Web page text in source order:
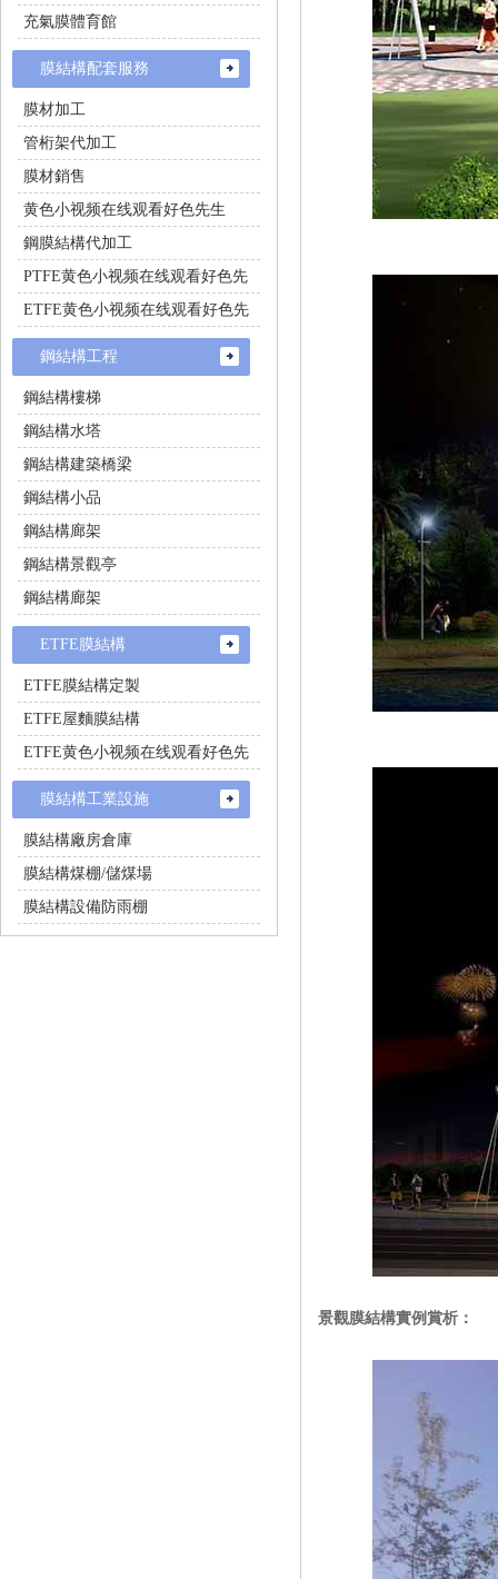
景觀膜結構實例賞析：
充氣膜體育館
膜結構配套服務
膜材加工
管桁架代加工
膜材銷售
黄色小视频在线观看好色先生
鋼膜結構代加工
PTFE黄色小视频在线观看好色先
生施工
ETFE黄色小视频在线观看好色先
生施工
鋼結構工程
鋼結構樓梯
鋼結構水塔
鋼結構建築橋梁
鋼結構小品
鋼結構廊架
鋼結構景觀亭
鋼結構廊架
ETFE膜結構
ETFE膜結構定製
ETFE屋麵膜結構
ETFE黄色小视频在线观看好色先
生
膜結構工業設施
膜結構廠房倉庫
膜結構煤棚/儲煤場
膜結構設備防雨棚